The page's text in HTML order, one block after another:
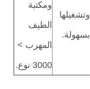
وتشغيلها
بسهولة.
ومكتبة
الطيف
المهرب >
3000 نوع.